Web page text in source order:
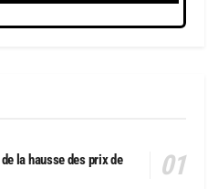
la hausse des prix de